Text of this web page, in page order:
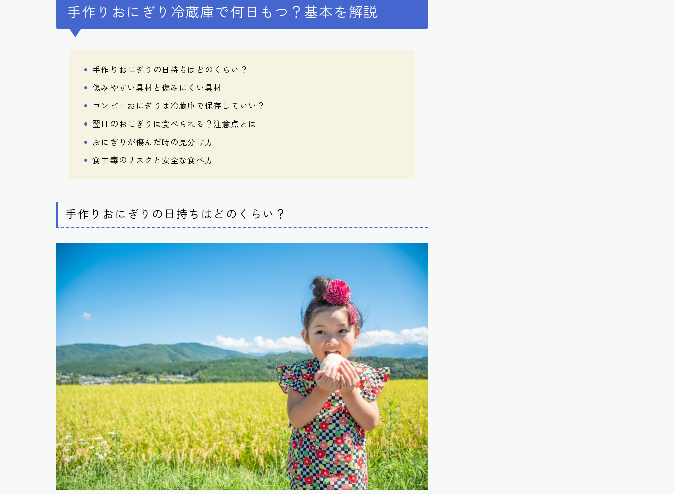
手作りおにぎり冷蔵庫で何日もつ？基本を解説
手作りおにぎりの日持ちはどのくらい？
傷みやすい具材と傷みにくい具材
コンビニおにぎりは冷蔵庫で保存していい？
翌日のおにぎりは食べられる？注意点とは
おにぎりが傷んだ時の見分け方
食中毒のリスクと安全な食べ方
手作りおにぎりの日持ちはどのくらい？